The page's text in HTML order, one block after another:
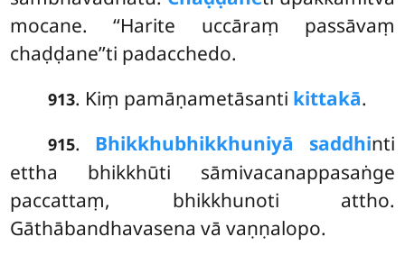
mocane. ‘‘Harite uccāraṃ passāvaṃ
chaḍḍane’’ti padacchedo.
913. Kiṃ pamāṇametāsanti kittakā.
915. Bhikkhubhikkhuniyā saddhinti
ettha bhikkhūti sāmivacanappasaṅge
paccattaṃ, bhikkhunoti attho.
Gāthābandhavasena vā vaṇṇalopo.